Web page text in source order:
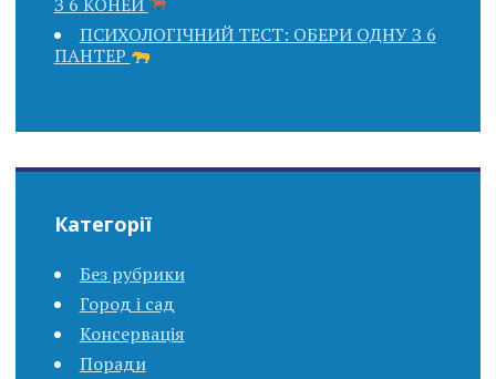
ПСИХОЛОГІЧНИЙ ТЕСТ: ОБЕРИ ОДНУ З 6
ПАНТЕР
Категорії
Без рубрики
Город і сад
Консервація
Поради